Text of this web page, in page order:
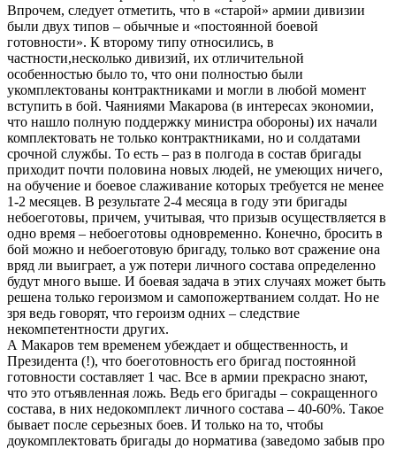
Впрочем, следует отметить, что в «старой» армии дивизии
были двух типов – обычные и «постоянной боевой
готовности». К второму типу относились, в
частности,несколько дивизий, их отличительной
особенностью было то, что они полностью были
укомплектованы контрактниками и могли в любой момент
вступить в бой. Чаяниями Макарова (в интересах экономии,
что нашло полную поддержку министра обороны) их начали
комплектовать не только контрактниками, но и солдатами
срочной службы. То есть – раз в полгода в состав бригады
приходит почти половина новых людей, не умеющих ничего,
на обучение и боевое слаживание которых требуется не менее
1-2 месяцев. В результате 2-4 месяца в году эти бригады
небоеготовы, причем, учитывая, что призыв осуществляется в
одно время – небоеготовы одновременно. Конечно, бросить в
бой можно и небоеготовую бригаду, только вот сражение она
вряд ли выиграет, а уж потери личного состава определенно
будут много выше. И боевая задача в этих случаях может быть
решена только героизмом и самопожертванием солдат. Но не
зря ведь говорят, что героизм одних – следствие
некомпетентности других.
А Макаров тем временем убеждает и общественность, и
Президента (!), что боеготовность его бригад постоянной
готовности составляет 1 час. Все в армии прекрасно знают,
что это отъявленная ложь. Ведь его бригады – сокращенного
состава, в них недокомплект личного состава – 40-60%. Такое
бывает после серьезных боев. И только на то, чтобы
доукомплектовать бригады до норматива (заведомо забыв про